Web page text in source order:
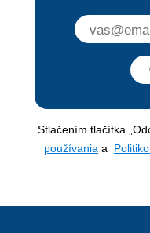
Stlačením tlačítka
používania a